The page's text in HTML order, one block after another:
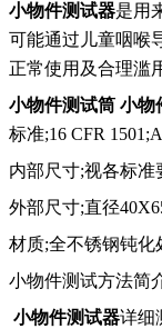
小物件测试器是用
可能通过儿童咽喉
正常使用及合理滥
小物件测试筒 小物
标准;16 CFR
内部尺寸;视各标准
外部尺寸;直径
材质;全不锈钢钝化
小物件测试方法简
小物件测试器详细